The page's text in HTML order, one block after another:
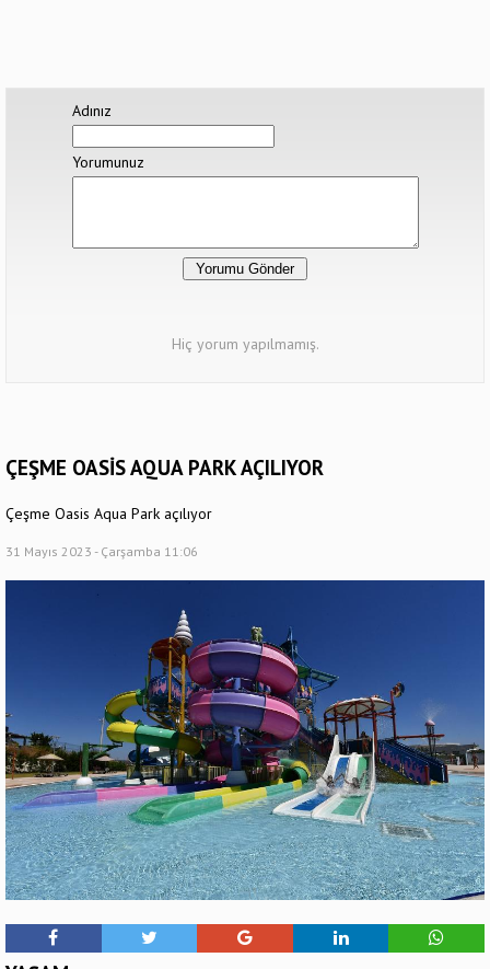
Adınız
Yorumunuz
Hiç yorum yapılmamış.
ÇEŞME OASİS AQUA PARK AÇILIYOR
Çeşme Oasis Aqua Park açılıyor
31 Mayıs 2023 - Çarşamba 11:06